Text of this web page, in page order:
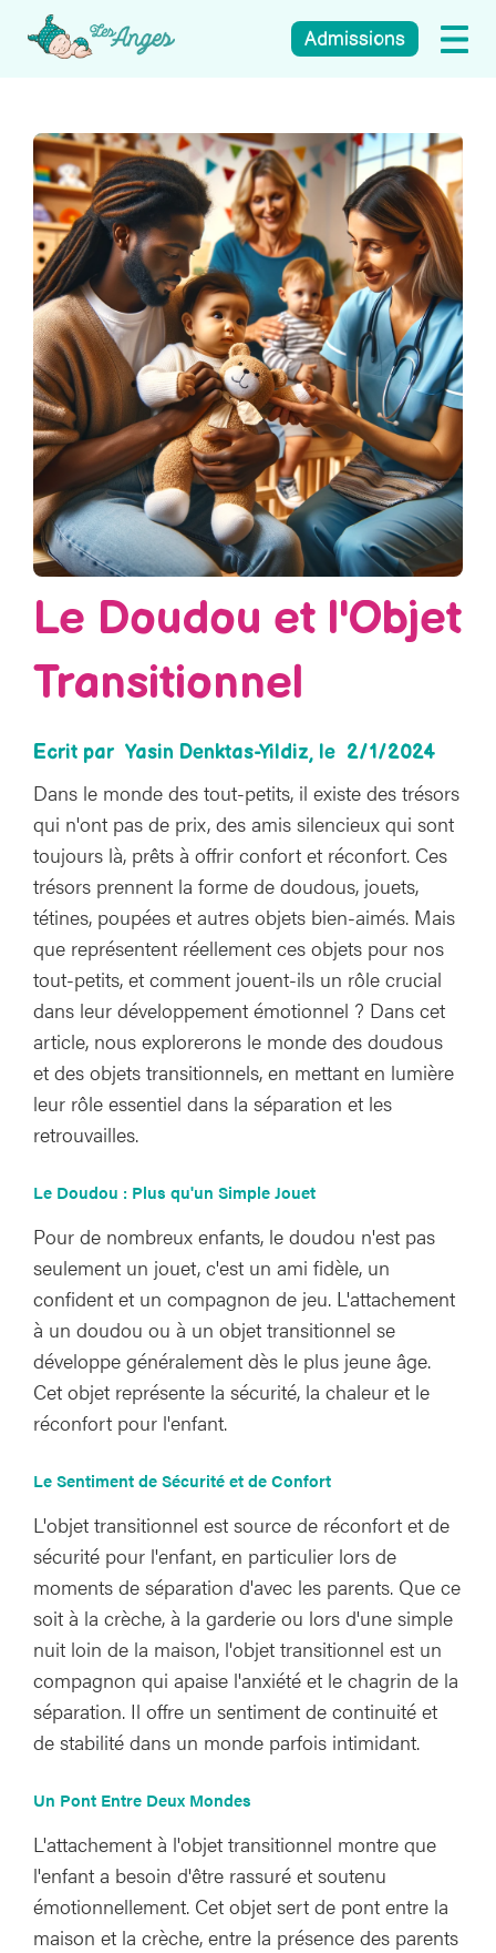
Admissions
Le Doudou et l'Objet
Transitionnel
Ecrit par Yasin Denktas-Yildiz, le 2/1/2024
Dans le monde des tout-petits, il existe des trésors
qui n'ont pas de prix, des amis silencieux qui sont
toujours là, prêts à offrir confort et réconfort. Ces
trésors prennent la forme de doudous, jouets,
tétines, poupées et autres objets bien-aimés. Mais
que représentent réellement ces objets pour nos
tout-petits, et comment jouent-ils un rôle crucial
dans leur développement émotionnel ? Dans cet
article, nous explorerons le monde des doudous
et des objets transitionnels, en mettant en lumière
leur rôle essentiel dans la séparation et les
retrouvailles.
Le Doudou : Plus qu'un Simple Jouet
Pour de nombreux enfants, le doudou n'est pas
seulement un jouet, c'est un ami fidèle, un
confident et un compagnon de jeu. L'attachement
à un doudou ou à un objet transitionnel se
développe généralement dès le plus jeune âge.
Cet objet représente la sécurité, la chaleur et le
réconfort pour l'enfant.
Le Sentiment de Sécurité et de Confort
L'objet transitionnel est source de réconfort et de
sécurité pour l'enfant, en particulier lors de
moments de séparation d'avec les parents. Que ce
soit à la crèche, à la garderie ou lors d'une simple
nuit loin de la maison, l'objet transitionnel est un
compagnon qui apaise l'anxiété et le chagrin de la
séparation. Il offre un sentiment de continuité et
de stabilité dans un monde parfois intimidant.
Un Pont Entre Deux Mondes
L'attachement à l'objet transitionnel montre que
l'enfant a besoin d'être rassuré et soutenu
émotionnellement. Cet objet sert de pont entre la
maison et la crèche, entre la présence des parents